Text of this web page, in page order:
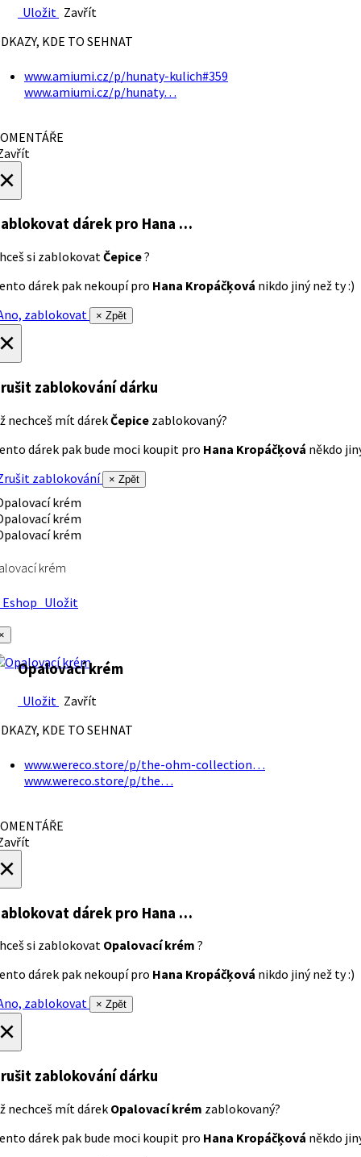
Uložit Zavřít
KDE TO SEHNAT
www.amiumi.cz/p/hunaty-kulich#359
www.amiumi.cz/p/hunaty…
dárek pro Hana …
si zablokovatČepice?
dárek pak nekoupí pro Hana Kropáčķová nikdo jiný než ty :)
zablokovat
× Zpět
zablokování dárku
nechceš mít dárekČepice zablokovaný?
dárek pak bude moci koupit pro Hana Kropáčķová někdo
zablokování
× Zpět
krém
Uložit
Opalovací krém
Uložit Zavřít
KDE TO SEHNAT
www.wereco.store/p/the-ohm-collection…
www.wereco.store/p/the…
dárek pro Hana …
si zablokovat Opalovací krém ?
dárek pak nekoupí pro Hana Kropáčķová nikdo jiný než ty :)
zablokovat
× Zpět
zablokování dárku
nechceš mít dárek Opalovací krém zablokovaný?
dárek pak bude moci koupit pro Hana Kropáčķová někdo